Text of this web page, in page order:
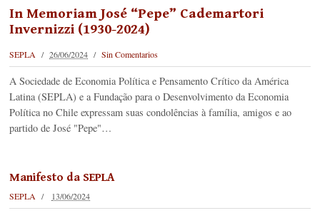
In Memoriam José “Pepe” Cademartori
Invernizzi (1930-2024)
SEPLA 26/06/2024 Sin Comentarios
A Sociedade de Economia Política e Pensamento Crítico da América
Latina (SEPLA) e a Fundação para o Desenvolvimento da Economia
Política no Chile expressam suas condolências à família, amigos e ao
partido de José "Pepe"…
Manifesto da SEPLA
SEPLA 13/06/2024